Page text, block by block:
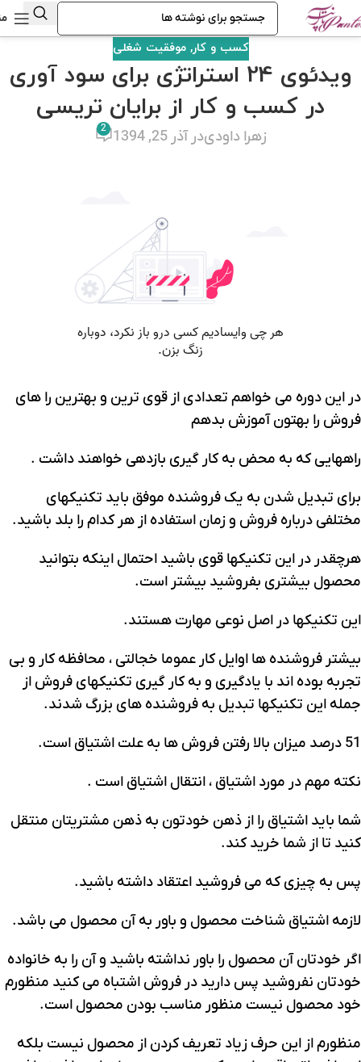
کسب و کار,موفقیت شغلی
ویدئوی 24 استراتژی برای سود آوری
در کسب و کار از برایان تریسی
زهرا داودیدر آذر 25, 1394 2
در این دوره می خواهم تعدادی از قوی ترین و بهترین را های
فروش را بهتون آموزش بدهم
راههایی که به محض به کار گیری بازدهی خواهند داشت .
برای تبدیل شدن به یک فروشنده موفق باید تکنیکهای
مختلفی درباره فروش و زمان استفاده از هر کدام را بلد باشید.
هرچقدر در این تکنیکها قوی باشید احتمال اینکه بتوانید
محصول بیشتری بفروشید بیشتر است.
این تکنیکها در اصل نوعی مهارت هستند.
بیشتر فروشنده ها اوایل کار عموما خجالتی ، محافظه کار و بی
تجربه بوده اند با یادگیری و به کار گیری تکنیکهای فروش از
جمله این تکنیکها تبدیل به فروشنده های بزرگ شدند.
51 درصد میزان بالا رفتن فروش ها به علت اشتیاق است.
نکته مهم در مورد اشتیاق ، انتقال اشتیاق است .
شما باید اشتیاق را از ذهن خودتون به ذهن مشتریتان منتقل
کنید تا از شما خرید کند.
پس به چیزی که می فروشید اعتقاد داشته باشید.
لازمه اشتیاق شناخت محصول و باور به آن محصول می باشد.
اگر خودتان آن محصول را باور نداشته باشید و آن را به خانواده
خودتان نفروشید پس دارید در فروش اشتباه می کنید منظورم
خود محصول نیست منظور مناسب بودن محصول است.
منظورم از این حرف زیاد تعریف کردن از محصول نیست بلکه